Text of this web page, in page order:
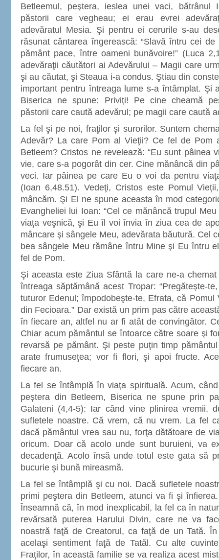
Betleemul, peştera, ieslea unei vaci,
păstorii care vegheau; ei erau evrei
adevăratul Mesia. Şi pentru ei cerurile s-au
răsunat cântarea îngerească: “Slavă întru cei
pământ pace, între oameni bunăvoire!” (Luca
adevăraţii căutători ai Adevărului – Magii care
şi au căutat, şi Steaua i-a condus. Ştiau din
important pentru întreaga lume s-a întâmplat. Şi
Biserica ne spune: Priviţi! Pe cine cheamă
păstorii care caută adevărul; pe magii care caută
La fel şi pe noi, fraţilor şi surorilor. Suntem
Adevăr? La care Pom al Vieţii? Ce fel de Pom
Betleem? Cristos ne revelează: “Eu sunt pâinea
vie, care s-a pogorât din cer. Cine mănâncă din
veci. Iar pâinea pe care Eu o voi da pentru
(Ioan 6,48.51). Vedeţi, Cristos este Pomul
mâncăm. Şi El ne spune aceasta în mod
Evangheliei lui Ioan: “Cel ce mănâncă trupul
viaţa veşnică, şi Eu îl voi învia în ziua cea de
mâncare şi sângele Meu, adevărata băutură. Cel
bea sângele Meu rămâne întru Mine şi Eu întru
fel de Pom.
Şi aceasta este Ziua Sfântă la care ne-a
întreaga săptămână acest Tropar: “Pregăteşte-
tuturor Edenul; împodobeşte-te, Efrata, că
din Fecioara.” Dar există un prim pas către
în fiecare an, altfel nu ar fi atât de convingător.
Chiar acum pământul se întoarce către soare şi
revarsă pe pământ. Şi peste puţin timp
arate frumuseţea; vor fi flori, şi apoi fructe.
fiecare an.
La fel se întâmplă în viaţa spirituală. Acum,
peştera din Betleem, Biserica ne spune prin
Galateni (4,4-5): Iar când vine plinirea vremii,
sufletele noastre. Că vrem, că nu vrem. La fel
dacă pământul vrea sau nu, forţa dătătoare de
oricum. Doar că acolo unde sunt buruieni, va
decadenţă. Acolo însă unde totul este gata să
bucurie şi bună mireasmă.
La fel se întâmplă şi cu noi. Dacă sufletele
primi peştera din Betleem, atunci va fi şi
Înseamnă că, în mod inexplicabil, la fel ca în
revărsată puterea Harului Divin, care ne va
noastră faţă de Creatorul, ca faţă de un Tată.
acelaşi sentiment faţă de Tatăl. Cu alte
Fraţilor, în această familie se va realiza acest